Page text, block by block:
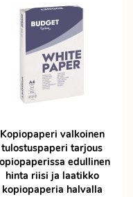
Kopiopaperi valkoinen
tulostuspaperi tarjous
edullinen
hinta riisi ja laatikko
kopiopaperia halvalla